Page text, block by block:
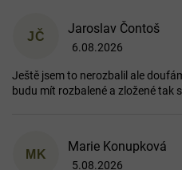
JČ
Jaroslav Čontoš
Hodnocení obchodu je
6.08.2026
Ještě jsem to nerozbalil ale
budu mít rozbalené a zložené tak
MK
Marie Konupková
5.08.2026